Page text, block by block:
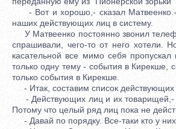
- Вот и хорошо,- сказал Матвеенко.-
наших действующих лиц в систему.
У Матвеенко постоянно звонил
спрашивали, чего-то от него хотели.
касательной все мимо себя
только одну тему - события в Кирекше,
только события в Кирекше.
- Итак, составим список действующих
- Действующих лиц и их товарищей,-
Потому что целый ряд лиц пока не
- Давай по порядку. Все-таки кто у